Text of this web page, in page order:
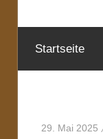
Startseite
29. Mai 2025